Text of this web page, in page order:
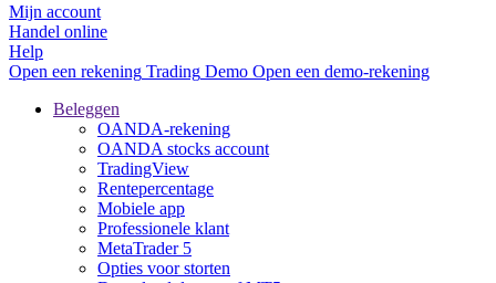
Mijn account
Handel online
Help
Open een rekening Trading Demo Open een demo-rekening
Beleggen
OANDA-rekening
OANDA stocks account
TradingView
Rentepercentage
Mobiele app
Professionele klant
MetaTrader 5
Opties voor storten